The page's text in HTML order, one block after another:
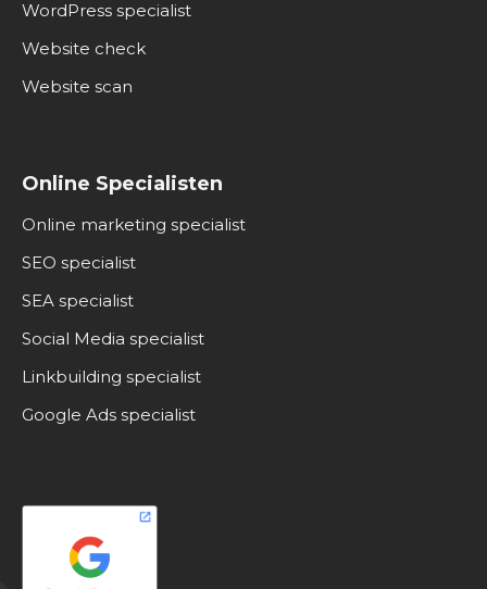
WordPress specialist
Website check
Website scan
Online Specialisten
Online marketing specialist
SEO specialist
SEA specialist
Social Media specialist
Linkbuilding specialist
Google Ads specialist